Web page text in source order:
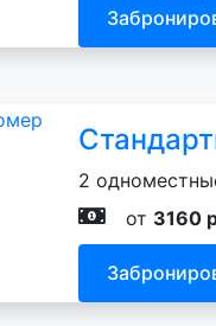
2
от 3160